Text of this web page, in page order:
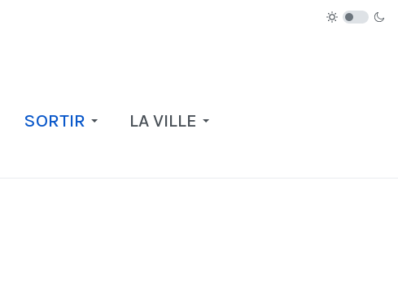
SORTIR LA VILLE